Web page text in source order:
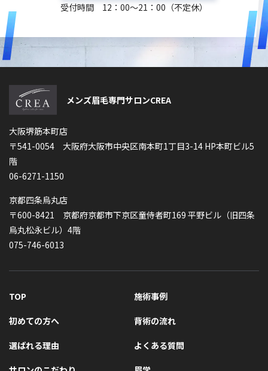
受付時間 12：00～21：00（不定休）
メンズ眉毛専門サロンCREA
大阪堺筋本町店
〒541-0054 大阪府大阪市中央区南本町1丁目3-14 HP本町ビル5
階
06-6271-1150
京都四条烏丸店
〒600-8421 京都府京都市下京区童侍者町169 平野ビル（旧四条
烏丸松永ビル）4階
075-746-6013
TOP
初めての方へ
選ばれる理由
施術事例
背術の流れ
よくある質問